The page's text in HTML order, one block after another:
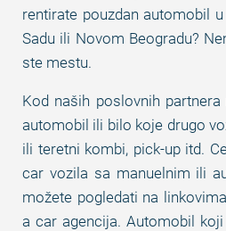
rentirate pouzdan automobil
Sadu ili Novom Beogradu?
ste mestu.
Kod naših poslovnih
automobil ili bilo koje drugo
ili teretni kombi, pick-up itd.
car vozila sa manuelnim ili
možete pogledati na
a car agencija. Automobil